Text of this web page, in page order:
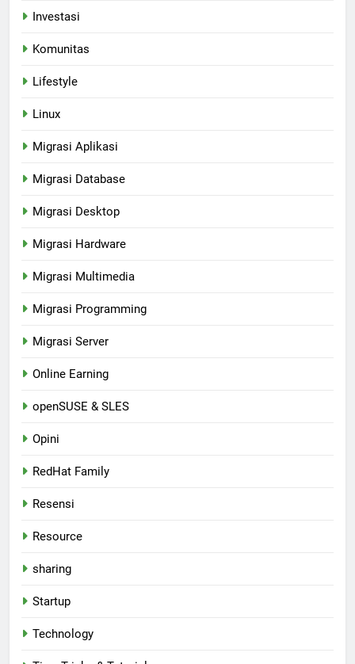
Investasi
Komunitas
Lifestyle
Linux
Migrasi Aplikasi
Migrasi Database
Migrasi Desktop
Migrasi Hardware
Migrasi Multimedia
Migrasi Programming
Migrasi Server
Online Earning
openSUSE & SLES
Opini
RedHat Family
Resensi
Resource
sharing
Startup
Technology